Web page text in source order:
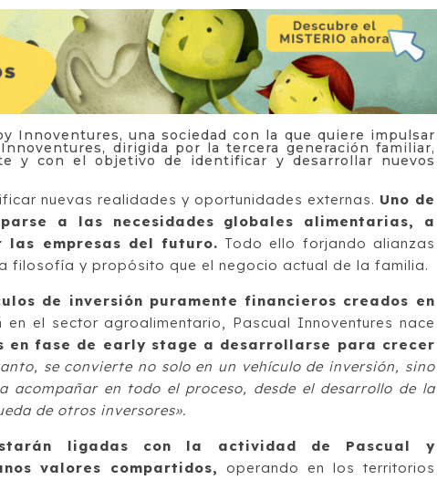
Innoventures, una sociedad con la que quiere impulsar
dirigida por la tercera generación familiar,
y con el objetivo de identificar y desarrollar nuevos
nuevas realidades y oportunidades externas. Uno de
a las necesidades globales alimentarias, a
empresas del futuro. Todo ello forjando alianzas
filosofía y propósito que el negocio actual de la familia.
de inversión puramente financieros creados en
el sector agroalimentario, Pascual Innoventures nace
en fase de early stage a desarrollarse para crecer
se convierte no solo en un vehículo de inversión, sino
acompañar en todo el proceso, desde el desarrollo de la
de otros inversores».
ligadas con la actividad de Pascual y
valores compartidos,
operando en los territorios